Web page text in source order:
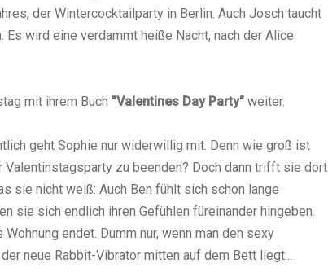
der Wintercocktailparty in Berlin. Auch Josch taucht
wird eine verdammt heiße Nacht, nach der Alice
mit ihrem Buch "Valentines Day Party" weiter.
geht Sophie nur widerwillig mit. Denn wie groß ist
zu beenden? Doch dann trifft sie dort
sie nicht weiß: Auch Ben fühlt sich schon lange
sie sich endlich ihren Gefühlen füreinander hingeben.
endet. Dumm nur, wenn man den sexy
neue Rabbit-Vibrator mitten auf dem Bett liegt...